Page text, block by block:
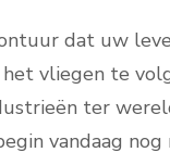
dat uw
vliegen te
ter
vandaag